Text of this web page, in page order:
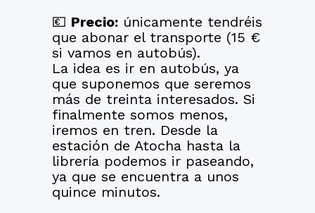
💶 Precio: únicamente tendréis
que abonar el transporte (15 €
si vamos en autobús).
La idea es ir en autobús, ya
que suponemos que seremos
más de treinta interesados. Si
finalmente somos menos,
iremos en tren. Desde la
estación de Atocha hasta la
librería podemos ir paseando,
ya que se encuentra a unos
quince minutos.